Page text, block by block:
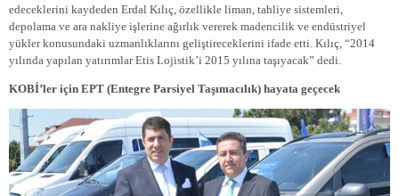
edeceklerini kaydeden Erdal Kılıç, özellikle liman, tahliye sistemleri,
depolama ve ara nakliye işlerine ağırlık vererek madencilik ve endüstriyel
yükler konusundaki uzmanlıklarını geliştireceklerini ifade etti. Kılıç, “2014
yılında yapılan yatırımlar Etis Lojistik’i 2015 yılına taşıyacak” dedi.
KOBİ’ler için EPT (Entegre Parsiyel Taşımacılık) hayata geçecek